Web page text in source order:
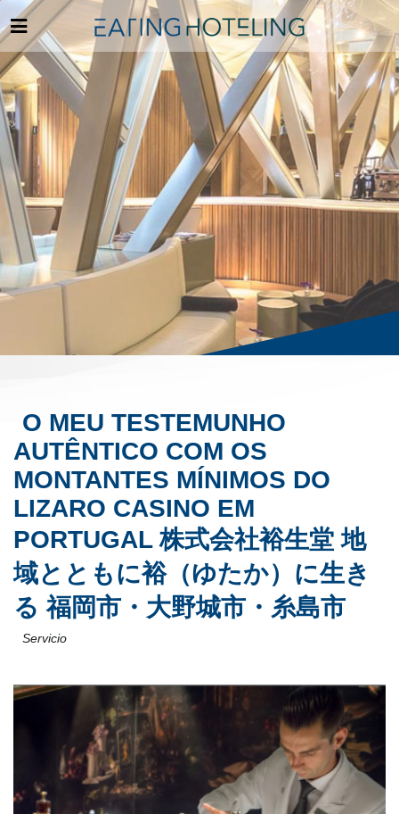
O MEU TESTEMUNHO
AUTÊNTICO COM OS
MONTANTES MÍNIMOS DO
LIZARO CASINO EM
PORTUGAL 株式会社裕生堂 地
域とともに裕（ゆたか）に生き
る 福岡市・大野城市・糸島市
Servicio